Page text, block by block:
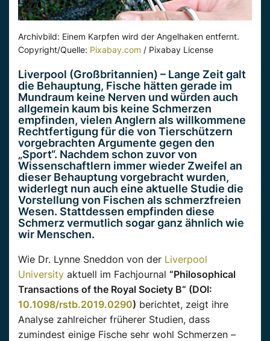
Archivbild: Einem Karpfen wird der Angelhaken entfernt.
Copyright/Quelle: Pixabay.com / Pixabay License
Liverpool (Großbritannien) – Lange Zeit galt
die Behauptung, Fische hätten gerade im
Mundraum keine Nerven und würden auch
allgemein kaum bis keine Schmerzen
empfinden, vielen Anglern als willkommene
Rechtfertigung für die von Tierschützern
vorgebrachten Argumente gegen den
„Sport“. Nachdem schon zuvor von
Wissenschaftlern immer wieder Zweifel an
dieser Behauptung vorgebracht wurden,
widerlegt nun auch eine aktuelle Studie die
Vorstellung von Fischen als schmerzfreien
Wesen. Stattdessen empfinden diese
Schmerz vermutlich sogar ganz ähnlich wie
wir Menschen.
Wie Dr. Lynne Sneddon von der Liverpool
University aktuell im Fachjournal “Philosophical
Transactions of the Royal Society B“ (DOI:
10.1098/rstb.2019.0290) berichtet, zeigt ihre
Analyse zahlreicher früherer Studien, dass
zumindest einige Fische sehr wohl Schmerzen –